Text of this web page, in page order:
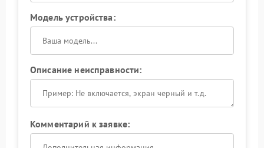
Модель устройства:
Описание неисправности:
Комментарий к заявке: